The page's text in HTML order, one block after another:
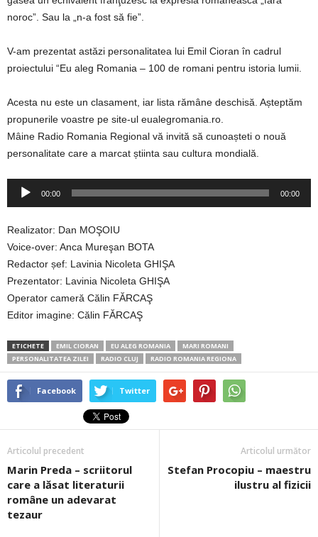
noroc”. Sau la „n-a fost să fie”.
V-am prezentat astăzi personalitatea lui Emil Cioran în cadrul
proiectului “Eu aleg Romania – 100 de romani pentru istoria lumii.
Acesta nu este un clasament, iar lista rămâne deschisă. Așteptăm
propunerile voastre pe site-ul eualegromania.ro.
Mâine Radio Romania Regional vă invită să cunoașteti o nouă
personalitate care a marcat știinta sau cultura mondială.
Player
00:00 00:00
Realizator: Dan MOŞOIU
Voice-over: Anca Mureşan BOTA
Redactor șef: Lavinia Nicoleta GHIŞA
Prezentator: Lavinia Nicoleta GHIŞA
Operator cameră Călin FĂRCAŞ
Editor imagine: Călin FĂRCAŞ
ETICHETE EMIL CIORAN EU ALEG ROMANIA
MARI ROMANI
PERSONALITATEA ZILEI
RADIO CLUJ RADIO ROMANIA REGIONA
Facebook Twitter
Articolul precedent
Marin Preda – scriitorul
care a lăsat literaturii
române un adevarat
tezaur
Articolul următor
Stefan Procopiu – maestru
ilustru al fizicii